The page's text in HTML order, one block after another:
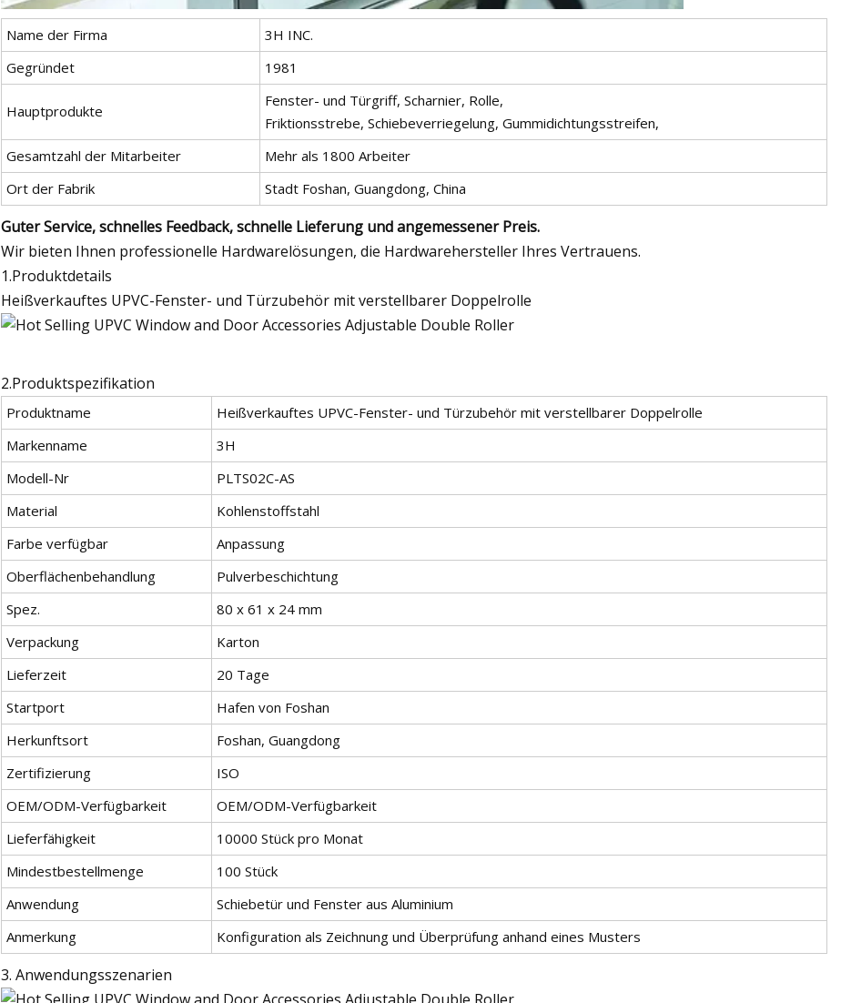
Name der Firma
3H INC.
Gegründet
1981
Hauptprodukte
Fenster- und Türgriff, Scharnier, Rolle,
Friktionsstrebe, Schiebeverriegelung, Gummidichtungsstreifen,
Gesamtzahl der Mitarbeiter
Mehr als 1800 Arbeiter
Ort der Fabrik
Stadt Foshan, Guangdong, China
Guter Service, schnelles Feedback, schnelle Lieferung und angemessener Preis.
Wir bieten Ihnen professionelle Hardwarelösungen, die Hardwarehersteller Ihres Vertrauens.
1.Produktdetails
Heißverkauftes UPVC-Fenster- und Türzubehör mit verstellbarer Doppelrolle
2.Produktspezifikation
Produktname
Heißverkauftes UPVC-Fenster- und Türzubehör mit verstellbarer Doppelrolle
Markenname
3H
Modell-Nr
PLTS02C-AS
Material
Kohlenstoffstahl
Farbe verfügbar
Anpassung
Oberflächenbehandlung
Pulverbeschichtung
Spez.
80 x 61 x 24 mm
Verpackung
Karton
Lieferzeit
20 Tage
Startport
Hafen von Foshan
Herkunftsort
Foshan, Guangdong
Zertifizierung
ISO
OEM/ODM-Verfügbarkeit
OEM/ODM-Verfügbarkeit
Lieferfähigkeit
10000 Stück pro Monat
Mindestbestellmenge
100 Stück
Anwendung
Schiebetür und Fenster aus Aluminium
Anmerkung
Konfiguration als Zeichnung und Überprüfung anhand eines Musters
3. Anwendungsszenarien